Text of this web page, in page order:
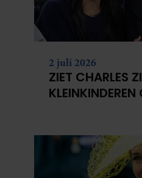
2 juli 2026
ZIET CHARLES